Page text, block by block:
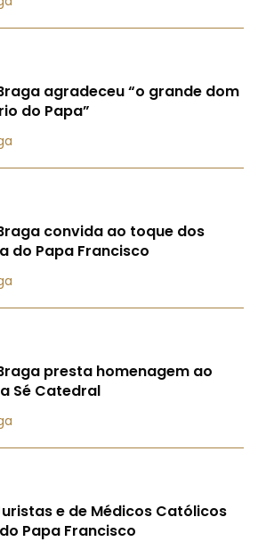
agradeceu “o grande dom
do Papa”
convida ao toque dos
do Papa Francisco
presta homenagem ao
Sé Catedral
e de Médicos Católicos
Papa Francisco